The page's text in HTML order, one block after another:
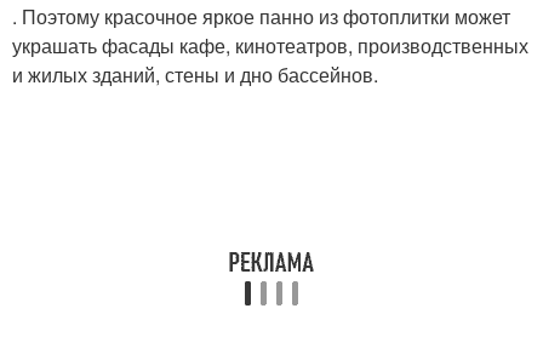
. Поэтому красочное яркое панно из фотоплитки может
украшать фасады кафе, кинотеатров, производственных
и жилых зданий, стены и дно бассейнов.